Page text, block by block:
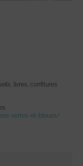
livres, confitures
vertes-et-bleues/